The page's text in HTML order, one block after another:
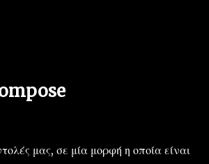
μας, σε μία μορφή η οποία είναι